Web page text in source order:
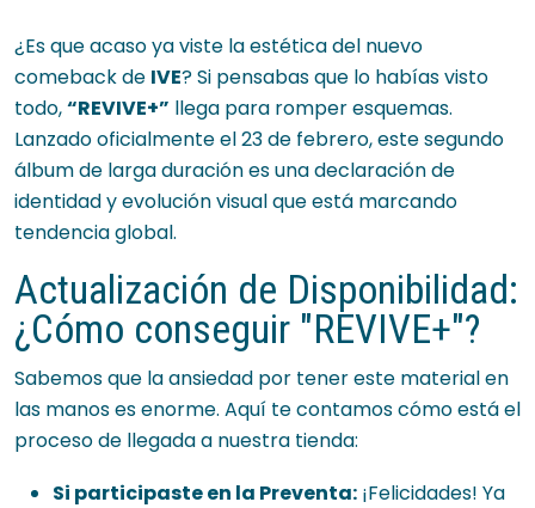
¿Es que acaso ya viste la estética del nuevo
comeback de IVE? Si pensabas que lo habías visto
todo,“REVIVE+” llega para romper esquemas.
Lanzado oficialmente el 23 de febrero, este segundo
álbum de larga duración es una declaración de
identidad y evolución visual que está marcando
tendencia global.
Actualización de Disponibilidad:
¿Cómo conseguir "REVIVE+"?
Sabemos que la ansiedad por tener este material en
las manos es enorme. Aquí te contamos cómo está el
proceso de llegada a nuestra tienda:
Si participaste en la Preventa: ¡Felicidades! Ya